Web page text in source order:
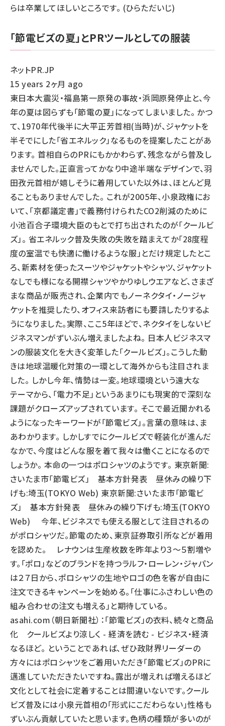
らは卒業してほしいところです。 (ひらただいじ)
「節電ビズの夏」とPRツールとしての服装
ネットPR.JP
15 years 2ヶ月 ago
東日本大震災・福島第一原発の事故・浜岡原発停止と、今
年の夏は図らずも「節電の夏」になってしまいました。 かつ
て、1970年代後半に大平正芳首相(当時)が、ジャケットを
半そでにした「省エネルック」なるものを提案したことがあ
ります。 首相自らのPRにもかかわらず、残念ながら普及し
ませんでした。正直言ってかなり中途半端なデザインで、羽
田孜元首相が嬉しそうに着用していた以外は、ほとんど見
ることもありませんでした。 これが2005年、小泉政権にお
いて、「京都議定書」で義務付けられたCO2削減のために
小池百合子環境大臣のもとで打ち出されたのが「クールビ
ズ」。 省エネルック普及失敗の失敗を踏まえてか「28度程
度の室温でも快適に働けるような服」とだけ規定したとこ
ろ、新素材を使ったスーツやジャケットやシャツ、ジャケット
なしでも様になる開襟シャツやかりゆしウエアなど、さまざ
まな商品が販売され、企業内でもノーネクタイ・ノージャ
ケットを推奨したり、オフィス来訪者にも要請したりするよ
うになりました。実際、ここ5年ほどで、ネクタイをしないビ
ジネスマンがずいぶん増えましたよね。 日本人ビジネスマ
ンの服装文化を大きく変革した「クールビズ」。こうした動
きは地球温暖化対策の一環として海外からも注目されま
した。 しかし今年、情勢は一変。地球環境という遠大な
テーマから、「電力不足」というあまりにも現実的で深刻な
課題がクローズアップされています。 そこで最近聞かれる
ようになったキーワードが「節電ビズ」。言葉の意味は、ま
あわかります。 しかしすでにクールビズで軽装化が進んだ
なかで、今度はどんな服を着て我々は働くことになるので
しょうか。 本命の一つはポロシャツのようです。 東京新聞:
さいたま市「節電ビズ」 基本方針発表 昼休みの繰り下
げも:埼玉(TOKYO Web) 東京新聞:さいたま市「節電ビ
ズ」 基本方針発表 昼休みの繰り下げも:埼玉(TOKYO
Web) 今年、ビジネスでも使える服として注目されるの
がポロシャツだ。節電のため、東京証券取引所などが着用
を認めた。 レナウンは生産枚数を昨年より３～５割増や
す。「ポロ」などのブランドを持つラルフ・ローレン・ジャパン
は２７日から、ポロシャツの生地やロゴの色を客が自由に
注文できるキャンペーンを始める。「仕事にふさわしい色の
組み合わせの注文も増える」と期待している。
asahi.com（朝日新聞社）：「節電ビズ」の衣料、続々と商品
化 クールビズより涼しく - 経済を読む - ビジネス・経済
なるほど。 ということであれば、ぜひ政財界リーダーの
方々にはポロシャツをご着用いただき「節電ビズ」のPRに
邁進していただきたいですね。露出が増えれば増えるほど
文化として社会に定着することは間違いないです。クール
ビズ普及には小泉元首相の「形式にこだわらない」性格も
ずいぶん貢献していたと思います。色柄の種類が多いのが